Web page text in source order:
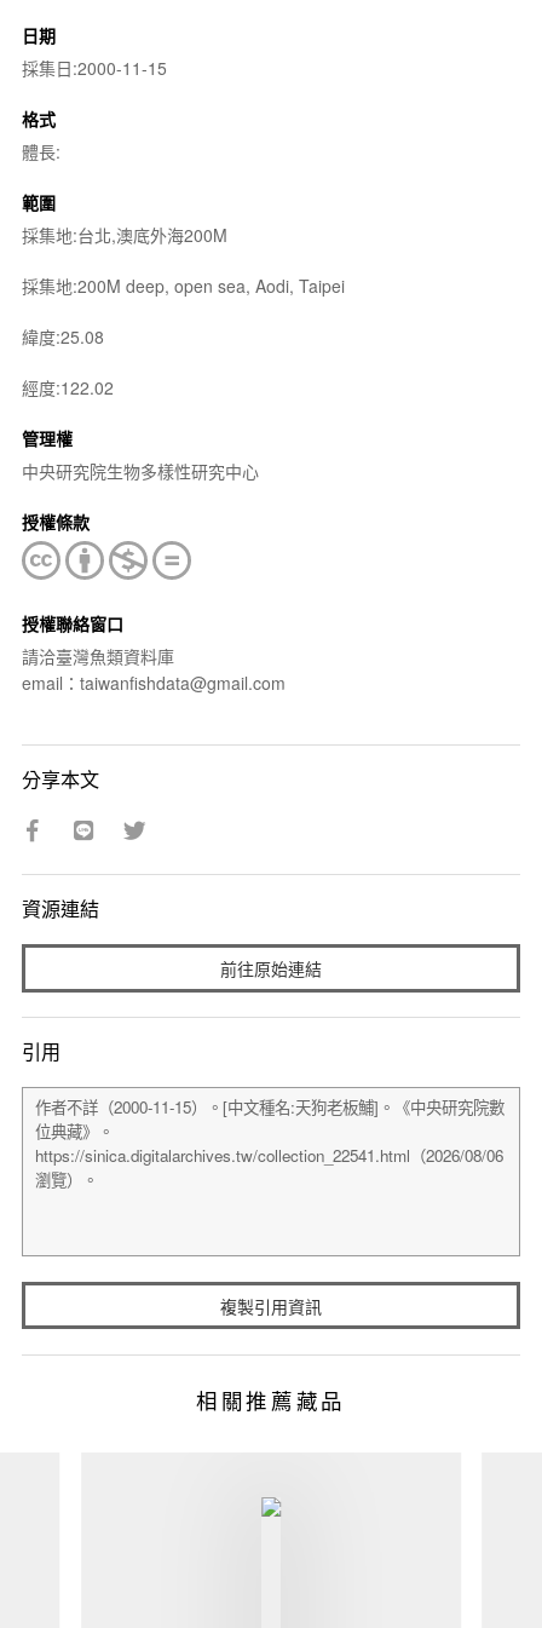
日期
採集日:2000-11-15
格式
體長:
範圍
採集地:台北,澳底外海200M
採集地:200M deep, open sea, Aodi, Taipei
緯度:25.08
經度:122.02
管理權
中央研究院生物多樣性研究中心
授權條款
授權聯絡窗口
請洽臺灣魚類資料庫
email：taiwanfishdata@gmail.com
分享本文
資源連結
前往原始連結
引用
複製引用資訊
相關推薦藏品